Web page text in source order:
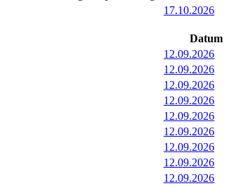
17.10.2026
Datum
12.09.2026
12.09.2026
12.09.2026
12.09.2026
12.09.2026
12.09.2026
12.09.2026
12.09.2026
12.09.2026